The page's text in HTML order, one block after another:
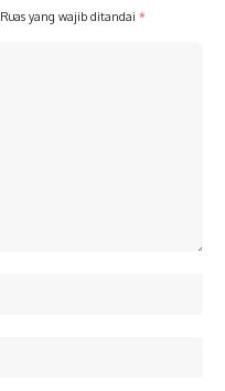
Ruas yang wajib ditandai *